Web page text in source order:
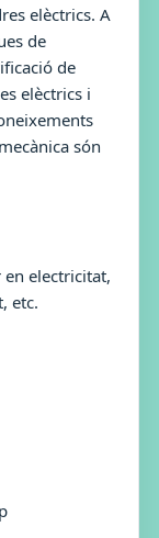
elèctrics. A
de
de
elèctrics i
són
electricitat,
etc.